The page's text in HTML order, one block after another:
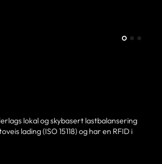
lokal og skybasert lastbalansering
lading (ISO 15118) og har en RFID i